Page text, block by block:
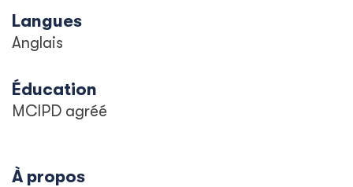
Langues
Anglais
Éducation
MCIPD agréé
À propos